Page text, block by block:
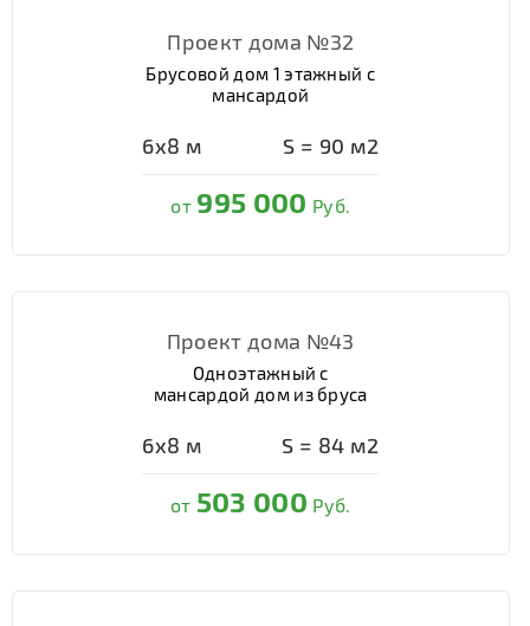
Проект дома №32
Брусовой дом 1 этажный с
мансардой
6х8 м S = 90 м2
от 995 000 Руб.
Проект дома №43
Одноэтажный с
мансардой дом из бруса
6х8 м S = 84 м2
от 503 000 Руб.